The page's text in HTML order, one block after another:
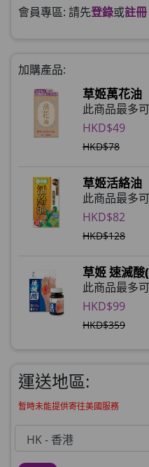
會員專區: 請先登錄或註冊
加購產品:
草姬萬花油
此商品最多
HKD$49
HKD$78
草姬活絡油
此商品最多
HKD$82
HKD$128
草姬 速滅
此商品最多
HKD$99
HKD$359
此商品最多可
此商品最多
運送地區:
暫時未能提供寄往美國服務